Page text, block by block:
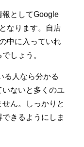
報としてGoogle
なります。自店
中に入っていれ
しょう。
る人なら分かる
いないと多くのユ
ん。しっかりと
きるようにしま